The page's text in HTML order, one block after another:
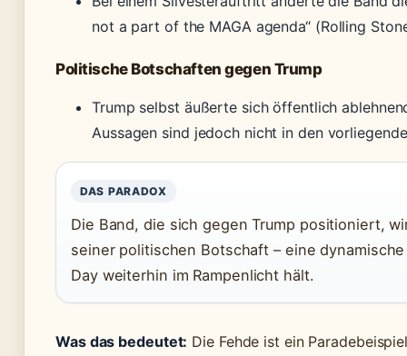
not a part of the MAGA agenda“ (Rolling
Politische Botschaften gegen Trump
Trump selbst äußerte sich öffentlich
Aussagen sind jedoch nicht in den
DAS PARADOX
Die Band, die sich gegen Trump positioniert,
seiner politischen Botschaft – eine
Day weiterhin im Rampenlicht hält.
Was das bedeutet: Die Fehde ist ein